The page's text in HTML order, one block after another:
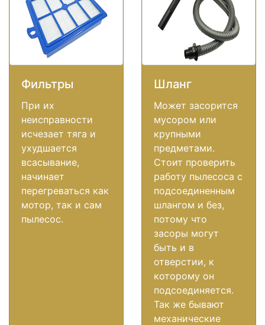
Фильтры
При их
неисправности
исчезает тяга и
ухудшается
всасывание,
начинает
перегреваться как
мотор, так и сам
пылесос.
Шланг
Может засорится
мусором или
крупными
предметами.
Стоит проверить
работу пылесоса с
подсоединенным
шлангом и без,
потому что
засоры могут
быть и в
отверстии, к
которому он
подсоединяется.
Так же бывают
механические